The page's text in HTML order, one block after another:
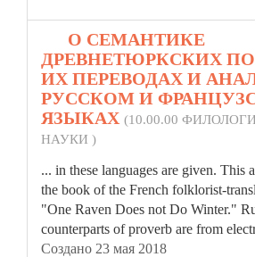
О СЕМАНТИКЕ
ДРЕВНЕТЮРКСКИХ
ИХ ПЕРЕВОДАХ И
РУССКОМ И
ЯЗЫКАХ (10.00.00
НАУКИ )
... in these languages are given. This
the book of the French folklorist-
"One Raven Does not Do Winter."
counterparts of proverb are from
Создано 23 мая 2018